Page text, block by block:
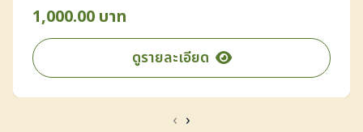
1,000.00 บาท
ดูรายละเอียด
‹ ›